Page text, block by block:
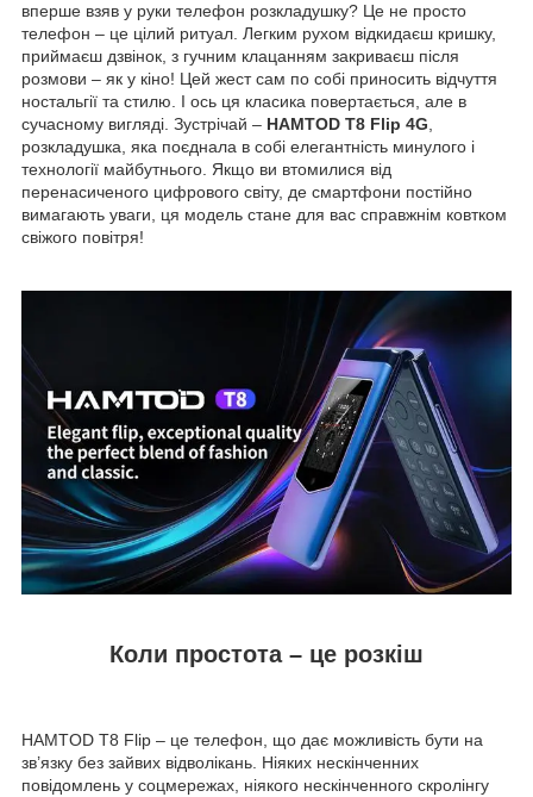
вперше взяв у руки телефон розкладушку? Це не просто
телефон – це цілий ритуал. Легким рухом відкидаєш кришку,
приймаєш дзвінок, з гучним клацанням закриваєш після
розмови – як у кіно! Цей жест сам по собі приносить відчуття
ностальгії та стилю. І ось ця класика повертається, але в
сучасному вигляді. Зустрічай – HAMTOD T8 Flip 4G,
розкладушка, яка поєднала в собі елегантність минулого і
технології майбутнього. Якщо ви втомилися від
перенасиченого цифрового світу, де смартфони постійно
вимагають уваги, ця модель стане для вас справжнім ковтком
свіжого повітря!
Коли простота – це розкіш
HAMTOD T8 Flip – це телефон, що дає можливість бути на
зв’язку без зайвих відволікань. Ніяких нескінченних
повідомлень у соцмережах, ніякого нескінченного скролінгу